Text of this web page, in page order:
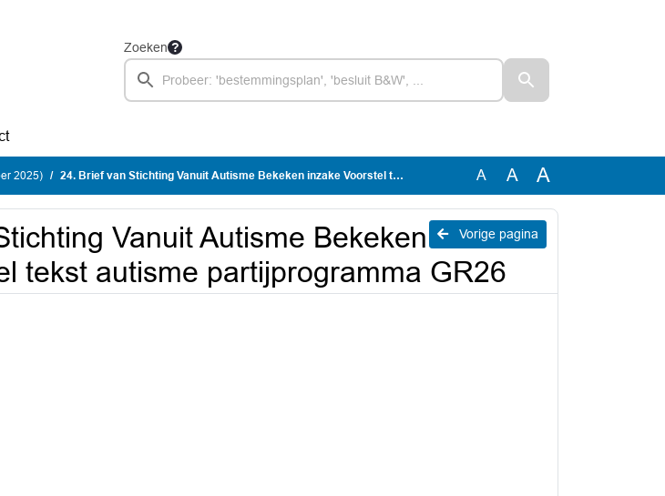
Zoeken
2025) 24. Brief van Stichting Vanuit Autisme Bekeken inzake Voorstel tekst autisme partijprogramma GR26 A A A
Vorige pagina
Vanuit Autisme Bekeken
tekst autisme partijprogramma GR26